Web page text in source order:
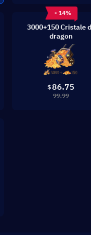
- 14%
3000+150 Cristale
dragon
$86.75
99.99